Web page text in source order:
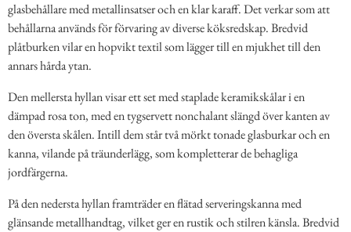
glasbehållare med metallinsatser och en klar karaff. Det verkar som att
behållarna används för förvaring av diverse köksredskap. Bredvid
plåtburken vilar en hopvikt textil som lägger till en mjukhet till den
annars hårda ytan.
Den mellersta hyllan visar ett set med staplade keramikskålar i en
dämpad rosa ton, med en tygservett nonchalant slängd över kanten av
den översta skålen. Intill dem står två mörkt tonade glasburkar och en
kanna, vilande på träunderlägg, som kompletterar de behagliga
jordfärgerna.
På den nedersta hyllan framträder en flätad serveringskanna med
glänsande metallhandtag, vilket ger en rustik och stilren känsla. Bredvid